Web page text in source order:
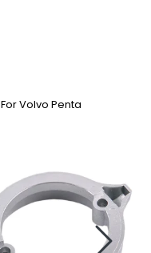
For Volvo Penta